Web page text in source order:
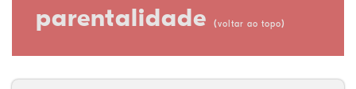
parentalidade (voltar ao topo)